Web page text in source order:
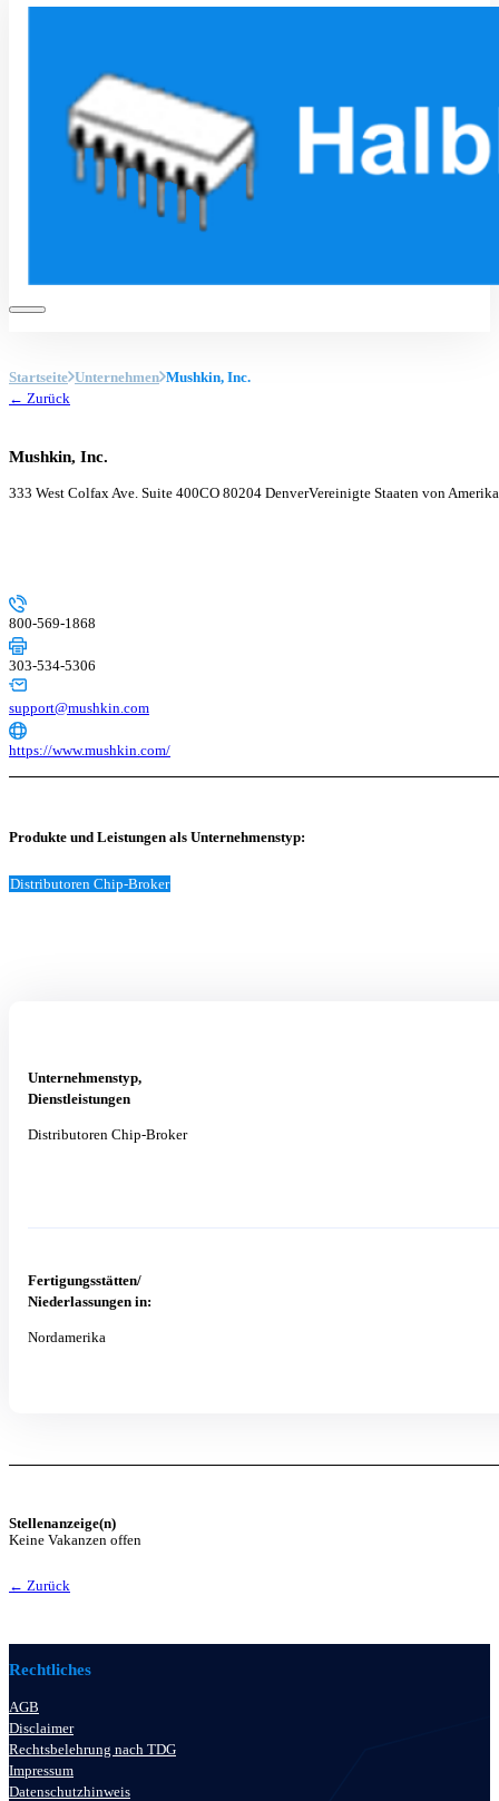
Startseite Unternehmen Mushkin, Inc.
← Zurück
Mushkin, Inc.
333 West Colfax Ave. Suite 400CO 80204 DenverVereinigte Staaten von Amerika
800-569-1868
303-534-5306
support@mushkin.com
https://www.mushkin.com/
Produkte und Leistungen als Unternehmenstyp:
Distributoren Chip-Broker
Unternehmenstyp,
Dienstleistungen
Distributoren Chip-Broker
Fertigungsstätten/
Niederlassungen in:
Nordamerika
Stellenanzeige(n)
Keine Vakanzen offen
← Zurück
Rechtliches
AGB
Disclaimer
Rechtsbelehrung nach TDG
Impressum
Datenschutzhinweis